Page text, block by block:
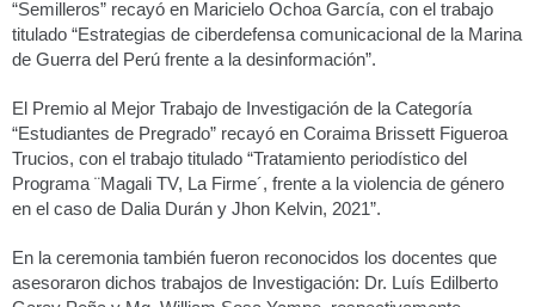
“Semilleros” recayó en Maricielo Ochoa García, con el trabajo
titulado “Estrategias de ciberdefensa comunicacional de la Marina
de Guerra del Perú frente a la desinformación”.
El Premio al Mejor Trabajo de Investigación de la Categoría
“Estudiantes de Pregrado” recayó en Coraima Brissett Figueroa
Trucios, con el trabajo titulado “Tratamiento periodístico del
Programa ¨Magali TV, La Firme´, frente a la violencia de género
en el caso de Dalia Durán y Jhon Kelvin, 2021”.
En la ceremonia también fueron reconocidos los docentes que
asesoraron dichos trabajos de Investigación: Dr. Luís Edilberto